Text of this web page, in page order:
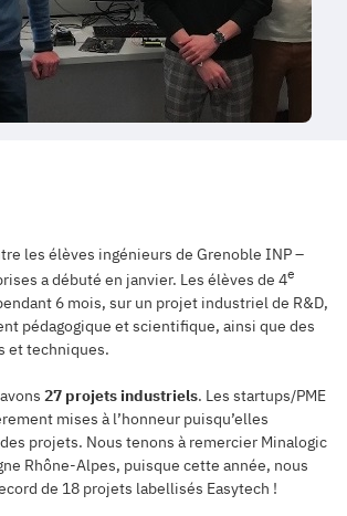
les élèves ingénieurs de Grenoble INP –
a débuté en janvier. Les élèves de 4e
6 mois, sur un projet industriel de R&D,
pédagogique et scientifique, ainsi que des
et techniques.
27 projets industriels. Les startups/PME
mises à l’honneur puisqu’elles
projets. Nous tenons à remercier Minalogic
Rhône-Alpes, puisque cette année, nous
de 18 projets labellisés Easytech !